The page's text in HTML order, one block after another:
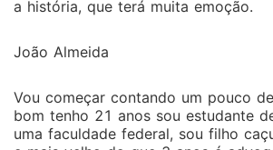
a história, que terá muita emoção.
João Almeida
Vou começar contando um pouco
bom tenho 21 anos sou estudante
uma faculdade federal, sou filho